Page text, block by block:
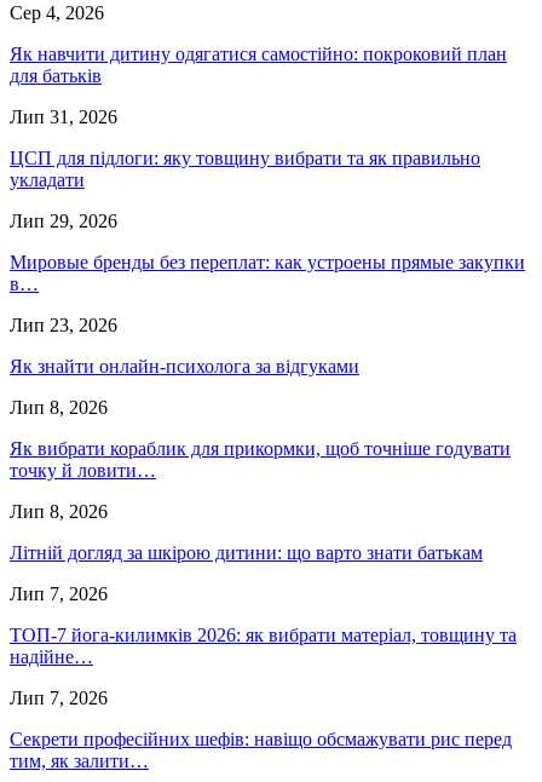
Сер 4, 2026
Як навчити дитину одягатися самостійно: покроковий план
для батьків
Лип 31, 2026
ЦСП для підлоги: яку товщину вибрати та як правильно
укладати
Лип 29, 2026
Мировые бренды без переплат: как устроены прямые закупки
в…
Лип 23, 2026
Як знайти онлайн-психолога за відгуками
Лип 8, 2026
Як вибрати кораблик для прикормки, щоб точніше годувати
точку й ловити…
Лип 8, 2026
Літній догляд за шкірою дитини: що варто знати батькам
Лип 7, 2026
ТОП-7 йога-килимків 2026: як вибрати матеріал, товщину та
надійне…
Лип 7, 2026
Секрети професійних шефів: навіщо обсмажувати рис перед
тим, як залити…